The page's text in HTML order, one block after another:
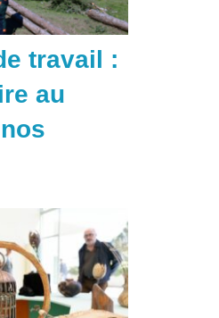
travail :
au